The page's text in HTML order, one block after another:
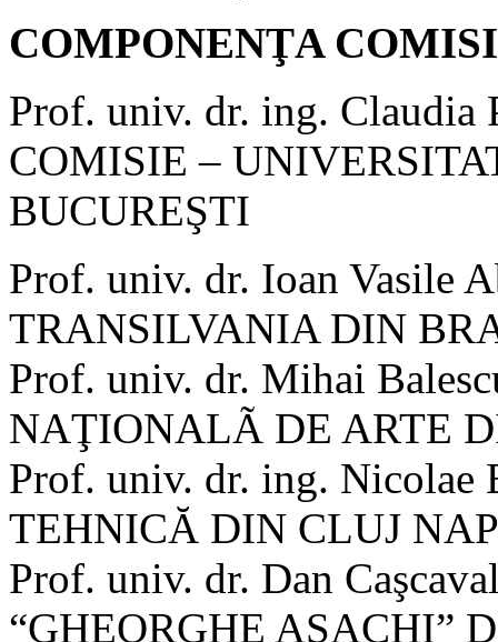
COMPONENŢA
Prof. univ. dr. ing. Claudia
COMISIE –
BUCUREŞTI
Prof. univ. dr. Ioan Vasile
TRANSILVANIA DIN
Prof. univ. dr. Mihai
NAŢIONALÃ DE ARTE
Prof. univ. dr. ing.
TEHNICĂ DIN CLUJ
Prof. univ. dr. Dan
“GHEORGHE ASACHI”